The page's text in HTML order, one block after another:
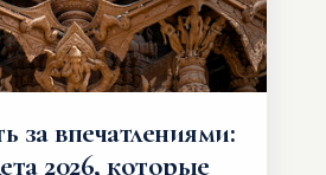
за впечатлениями:
2026, которые